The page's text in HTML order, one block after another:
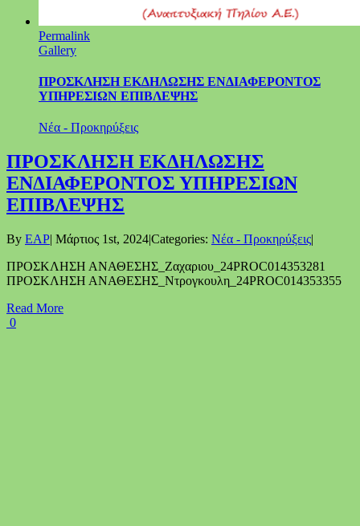
Permalink
Gallery
ΠΡΟΣΚΛΗΣΗ ΕΚΔΗΛΩΣΗΣ ΕΝΔΙΑΦΕΡΟΝΤΟΣ
ΥΠΗΡΕΣΙΩΝ ΕΠΙΒΛΕΨΗΣ
Νέα - Προκηρύξεις
ΠΡΟΣΚΛΗΣΗ ΕΚΔΗΛΩΣΗΣ
ΕΝΔΙΑΦΕΡΟΝΤΟΣ ΥΠΗΡΕΣΙΩΝ
ΕΠΙΒΛΕΨΗΣ
By EAP| Μάρτιος 1st, 2024|Categories: Νέα - Προκηρύξεις|
ΠΡΟΣΚΛΗΣΗ ΑΝΑΘΕΣΗΣ_Ζαχαριου_24PROC014353281
ΠΡΟΣΚΛΗΣΗ ΑΝΑΘΕΣΗΣ_Ντρογκουλη_24PROC014353355
Read More
0